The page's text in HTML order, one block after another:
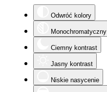
Odwróć kolory
Monochromatyczny
Ciemny kontrast
Jasny kontrast
Niskie nasycenie